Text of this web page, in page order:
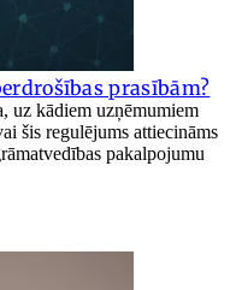
prasībām?
uz kādiem uzņēmumiem
šis regulējums attiecināms
pakalpojumu